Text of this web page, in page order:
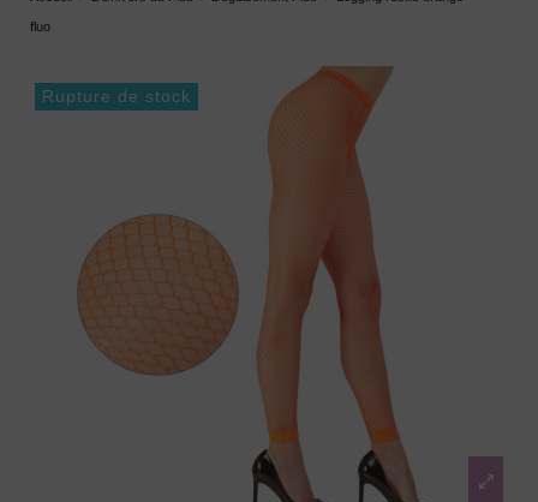
fluo
Rupture de stock